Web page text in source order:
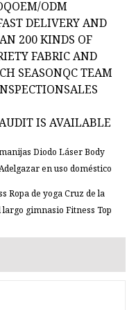
ODM
DELIVERY AND
200 KINDS OF
FABRIC AND
SEASONQC TEAM
IS AVAILABLE
Diodo Láser Body
en uso doméstico
Ropa de yoga Cruz de la
gimnasio Fitness Top